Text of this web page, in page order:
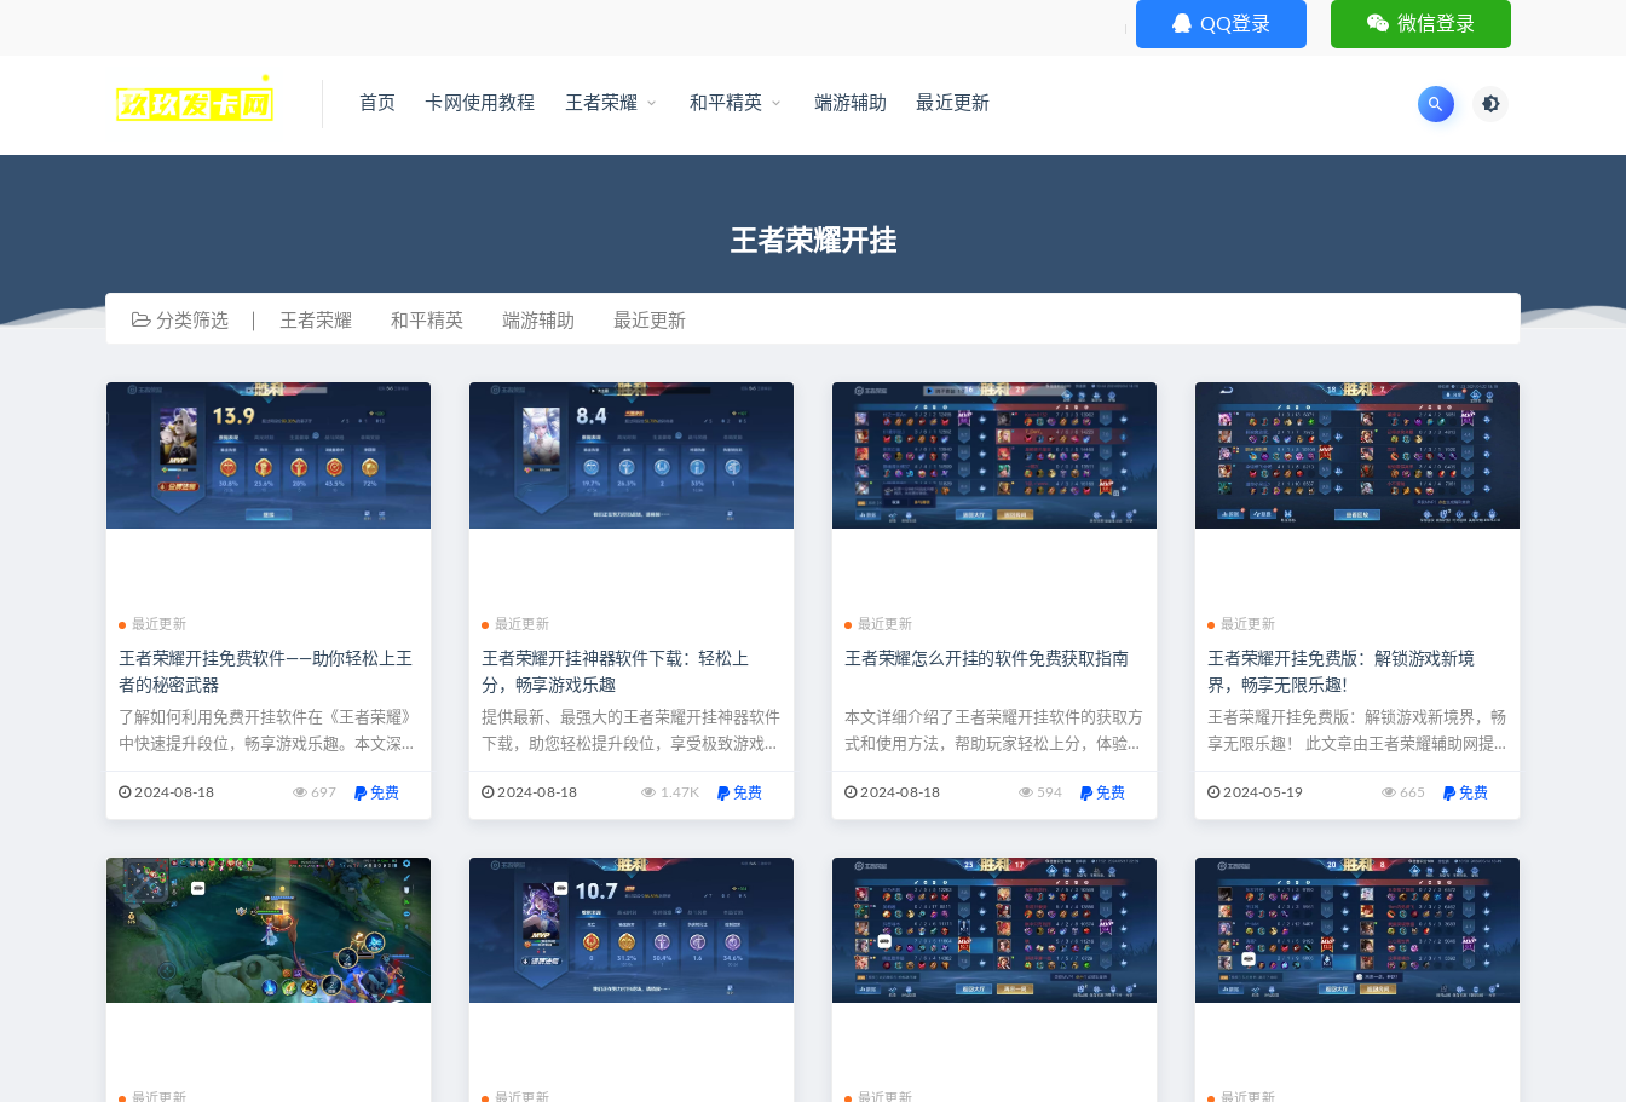
QQ登录 微信登录
首页 卡网使用教程 王者荣耀 和平精英 端游辅助 最近更新
王者荣耀开挂
分类筛选 王者荣耀 和平精英 端游辅助 最近更新
最近更新
王者荣耀开挂免费软件——助你轻松上王
者的秘密武器
了解如何利用免费开挂软件在《王者荣耀》
中快速提升段位，畅享游戏乐趣。本文深入
项，帮助你在不花费一分钱的情况下，轻松
击败对手，成为真正的“王者”。 此文章由玖
一款风靡全球的多人在线竞技游戏，吸引了
无数玩家的加入。无论你是新手还是...
2024-08-18 697 免费
最近更新
王者荣耀开挂神器软件下载：轻松上
分，畅享游戏乐趣
提供最新、最强大的王者荣耀开挂神器软件
下载，助您轻松提升段位，享受极致游戏体
器，助您成为王者峡谷中的顶尖玩家。 此
文章由玖玖透视外挂辅助网提供 在如今这
最受欢迎的手游之一。无论是对于新手玩家
还是老牌高手，提升段位、获得更高的胜...
2024-08-18 1.47K 免费
最近更新
王者荣耀怎么开挂的软件免费获取指南
本文详细介绍了王者荣耀开挂软件的获取方
式和使用方法，帮助玩家轻松上分，体验不
道和实用的技巧，助你在游戏中取得胜利。
此文章由玖玖透视外挂辅助网提供 在现今
样的竞技游戏中，玩家们总是想要获得更多
的优势，迅速提升段位。这种需求催...
2024-08-18 594 免费
最近更新
王者荣耀开挂免费版：解锁游戏新境
界，畅享无限乐趣！
王者荣耀开挂免费版：解锁游戏新境界，畅
享无限乐趣！ 此文章由王者荣耀辅助网提
过这样的想法：如果能够打破游戏局限，解
锁更多英雄、更多皮肤，游戏乐趣将会翻
取这些资源，对于一些玩家来说，这可能是
个不小的负担。现在，这一切都将成为过...
2024-05-19 665 免费